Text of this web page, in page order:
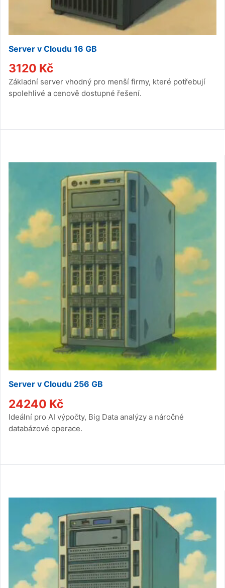
Server v Cloudu 16 GB
3120 Kč
Základní server vhodný pro menší firmy, které potřebují
spolehlivé a cenově dostupné řešení.
Server v Cloudu 256 GB
24240 Kč
Ideální pro AI výpočty, Big Data analýzy a náročné
databázové operace.